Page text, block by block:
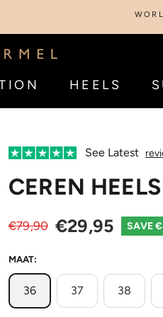
HEELS
See Latest
CEREN
€79,90 €29,95 SAVE
MAAT:
36 37 38